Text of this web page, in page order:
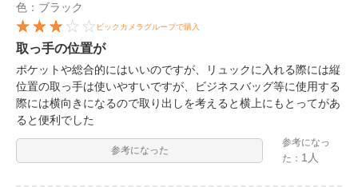
色：ブラック
ビックカメラグループで購入
取っ手の位置が
ポケットや総合的にはいいのですが、リュックに入れる際には縦
位置の取っ手は使いやすいですが、ビジネスバッグ等に使用する
際には横向きになるので取り出しを考えると横上にもとってがあ
ると便利でした
参考になった
参考になっ
た： 1人